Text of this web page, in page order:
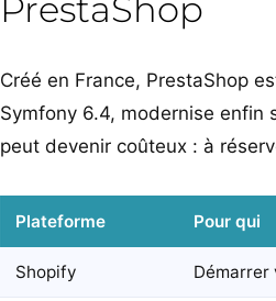
PrestaShop
Créé en France, PrestaShop
Symfony 6.4, modernise enfin
peut devenir coûteux : à
Plateforme Pour qui
Shopify